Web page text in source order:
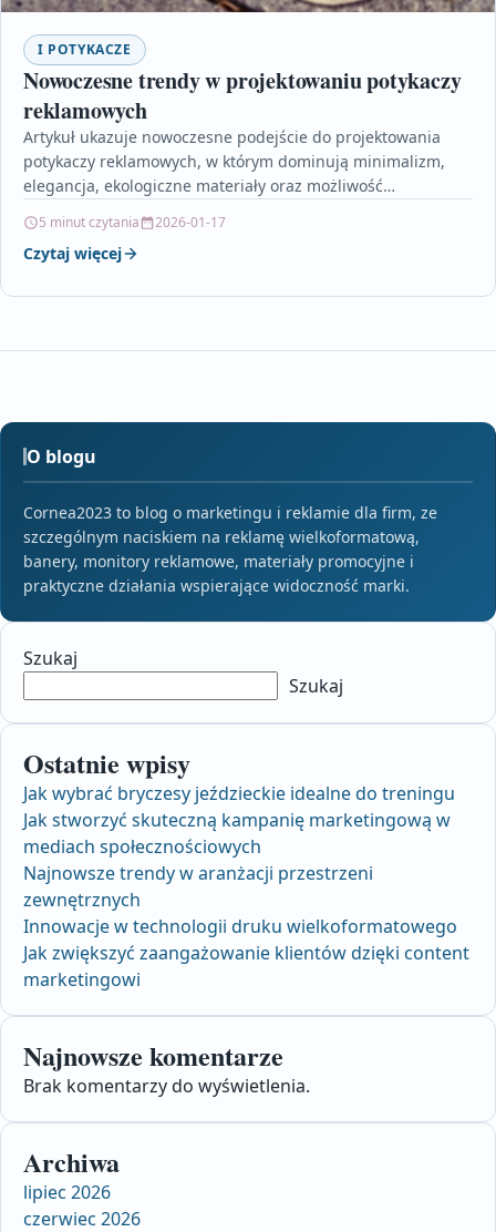
I POTYKACZE
Nowoczesne trendy w projektowaniu potykaczy
reklamowych
Artykuł ukazuje nowoczesne podejście do projektowania
potykaczy reklamowych, w którym dominują minimalizm,
elegancja, ekologiczne materiały oraz możliwość
5 minut czytania 2026-01-17
Czytaj więcej
O blogu
Cornea2023 to blog o marketingu i reklamie dla firm, ze
szczególnym naciskiem na reklamę wielkoformatową,
banery, monitory reklamowe, materiały promocyjne i
praktyczne działania wspierające widoczność marki.
Szukaj
Szukaj
Ostatnie wpisy
Jak wybrać bryczesy jeździeckie idealne do treningu
Jak stworzyć skuteczną kampanię marketingową w
mediach społecznościowych
Najnowsze trendy w aranżacji przestrzeni
zewnętrznych
Innowacje w technologii druku wielkoformatowego
Jak zwiększyć zaangażowanie klientów dzięki content
marketingowi
Najnowsze komentarze
Brak komentarzy do wyświetlenia.
Archiwa
lipiec 2026
czerwiec 2026